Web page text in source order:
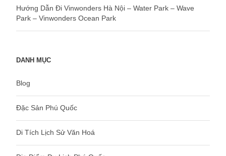
Hướng Dẫn Đi Vinwonders Hà Nội – Water Park – Wave
Park – Vinwonders Ocean Park
DANH MỤC
Blog
Đặc Sản Phú Quốc
Di Tích Lịch Sử Văn Hoá